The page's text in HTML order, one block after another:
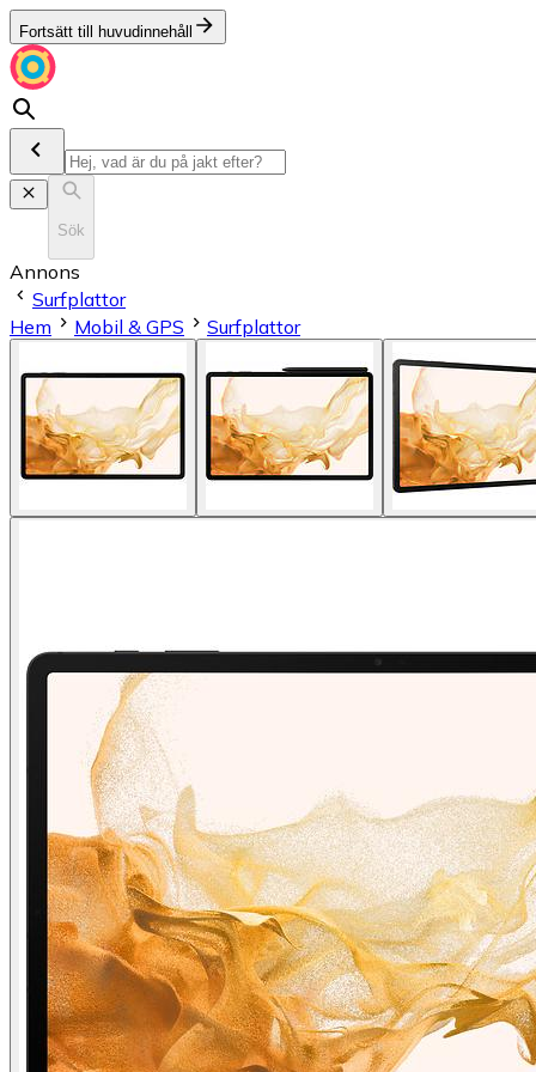
Fortsätt till huvudinnehåll
Sök
Annons
Surfplattor
Hem
Mobil & GPS Surfplattor